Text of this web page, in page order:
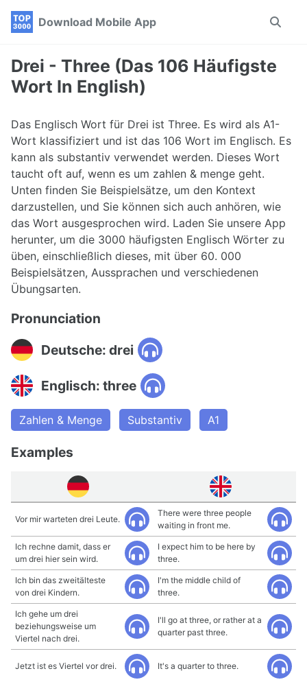
Skip
navigation
Skip
Skip
Download Mobile App
Toggle
Drei - Three (Das 106 Häufigste
Wort In English)
Das Englisch Wort für Drei ist Three. Es wird als A1-
Wort klassifiziert und ist das 106 Wort im Englisch. Es
kann als substantiv verwendet werden. Dieses Wort
taucht oft auf, wenn es um zahlen & menge geht.
Unten finden Sie Beispielsätze, um den Kontext
darzustellen, und Sie können sich auch anhören, wie
das Wort ausgesprochen wird. Laden Sie unsere App
herunter, um die 3000 häufigsten Englisch Wörter zu
üben, einschließlich dieses, mit über 60. 000
Beispielsätzen, Aussprachen und verschiedenen
Übungsarten.
Pronunciation
Deutsche: drei
Englisch: three
Zahlen & Menge Substantiv A1
Examples
Vor mir warteten drei Leute.
There were three people
waiting in front me.
Ich rechne damit, dass er
um drei hier sein wird.
I expect him to be here by
three.
Ich bin das zweitälteste
von drei Kindern.
I'm the middle child of
three.
Ich gehe um drei
beziehungsweise um
Viertel nach drei.
I'll go at three, or rather at a
quarter past three.
Jetzt ist es Viertel vor drei. It's a quarter to three.